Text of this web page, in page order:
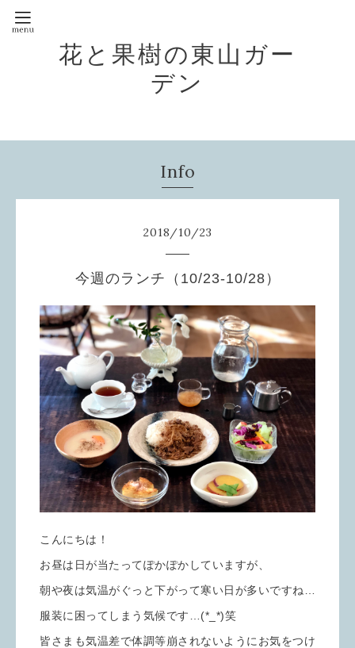
花と果樹の東山ガー
デン
Info
2018/10/23
今週のランチ（10/23-10/28）
こんにちは！
お昼は日が当たってぽかぽかしていますが、
朝や夜は気温がぐっと下がって寒い日が多いですね…
服装に困ってしまう気候です…(*_*)笑
皆さまも気温差で体調等崩されないようにお気をつけ